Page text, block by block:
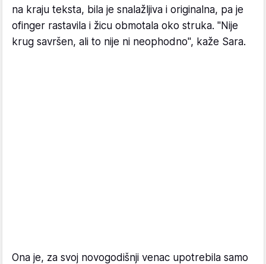
na kraju teksta, bila je snalažljiva i originalna, pa je
ofinger rastavila i žicu obmotala oko struka. "Nije
krug savršen, ali to nije ni neophodno", kaže Sara.
Ona je, za svoj novogodišnji venac upotrebila samo